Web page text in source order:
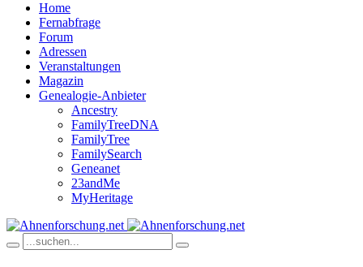
Home
Fernabfrage
Forum
Adressen
Veranstaltungen
Magazin
Genealogie-Anbieter
Ancestry
FamilyTreeDNA
FamilyTree
FamilySearch
Geneanet
23andMe
MyHeritage